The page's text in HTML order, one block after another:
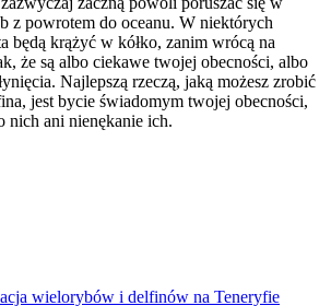
z powrotem do oceanu. W niektórych
będą krążyć w kółko, zanim wrócą na
że są albo ciekawe twojej obecności, albo
Najlepszą rzeczą, jaką możesz zrobić
jest bycie świadomym twojej obecności,
nich ani nienękanie ich.
wielorybów i delfinów na Teneryfie